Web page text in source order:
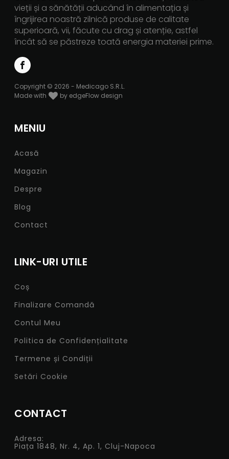
vieții și a sănătății aducând în alimentația și
îngrijirea noastră zilnică produse de calitate
superioară, vii, făcute cu drag și atenție, astfel
încât să se păstreze toată energia materiei prime.
Copyright © 2026 - Medicago S.R.L.
Made with
by edgeFlow design
MENIU
Acasă
Magazin
Despre
Blog
Contact
LINK-URI UTILE
Coș
Finalizare Comandă
Contul Meu
Politica de Confidențialitate
Termene și Condiții
Setări Cookie
CONTACT
Adresa:
Piața 1848, Nr. 4, Ap. 1, Cluj-Napoca